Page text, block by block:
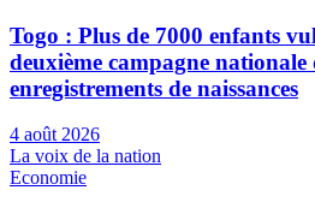
Togo : Plus de 7000 enfants
deuxième campagne nationale
enregistrements de naissances
4 août 2026
La voix de la nation
Economie